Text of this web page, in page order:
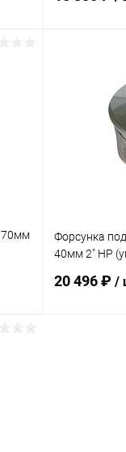
В
К
70мм
Форсунка
40мм 2" НР
20 496 ₽ /